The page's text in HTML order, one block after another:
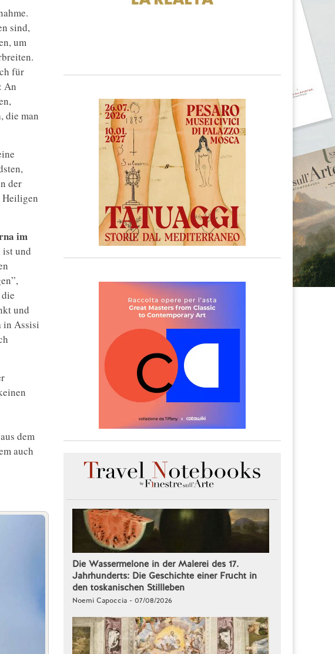
sind,
um
für
An
die man
der
Heiligen
im
ist und
und
in Assisi
dem
auch
Die Wassermelone in der Malerei des 17.
Jahrhunderts: Die Geschichte einer Frucht in
den toskanischen Stillleben
Noemi Capoccia - 07/08/2026